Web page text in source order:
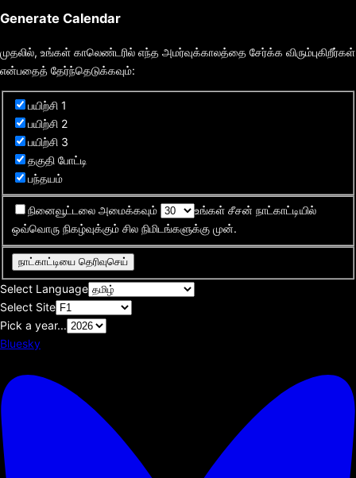
Generate Calendar
முதலில், உங்கள் காலெண்டரில் எந்த அமர்வுக்காலத்தை சேர்க்க விரும்புகிறீர்கள்
என்பதைத் தேர்ந்தெடுக்கவும்:
பயிற்சி 1
பயிற்சி 2
பயிற்சி 3
தகுதி போட்டி
பந்தயம்
நினைவூட்டலை அமைக்கவும்
உங்கள் சீசன் நாட்காட்டியில்
ஒவ்வொரு நிகழ்வுக்கும் சில நிமிடங்களுக்கு முன்.
நாட்காட்டியை தெரிவுசெய்
Select Language
Select Site
Pick a year...
Bluesky